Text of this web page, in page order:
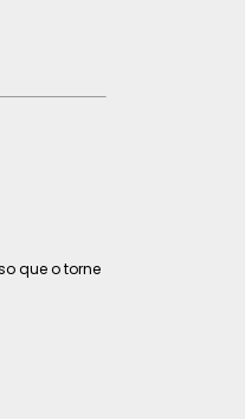
que o torne